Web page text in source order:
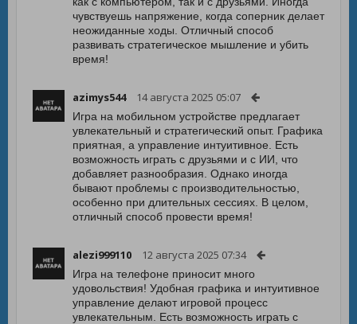
чувствуешь напряжение, когда соперник делает
неожиданные ходы. Отличный способ
развивать стратегическое мышление и убить
время!
azimys544 14 августа 2025 05:07
Игра на мобильном устройстве предлагает
увлекательный и стратегический опыт. Графика
приятная, а управление интуитивное. Есть
возможность играть с друзьями и с ИИ, что
добавляет разнообразия. Однако иногда
бывают проблемы с производительностью,
особенно при длительных сессиях. В целом,
отличный способ провести время!
alezi999110 12 августа 2025 07:34
Игра на телефоне приносит много
удовольствия! Удобная графика и интуитивное
управление делают игровой процесс
увлекательным. Есть возможность играть с